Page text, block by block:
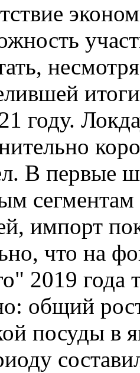
году.
В первые
импорт
что на
2019 года
общий
посуды в